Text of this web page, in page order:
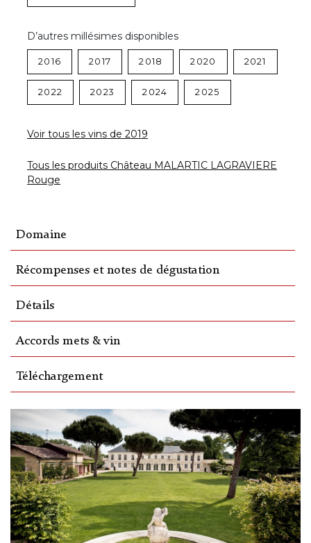
D’autres millésimes disponibles
2016 2017 2018 2020 2021
2022 2023 2024 2025
Voir tous les vins de 2019
Tous les produits Château MALARTIC LAGRAVIERE
Rouge
Domaine
Récompenses et notes de dégustation
Détails
Accords mets & vin
Téléchargement